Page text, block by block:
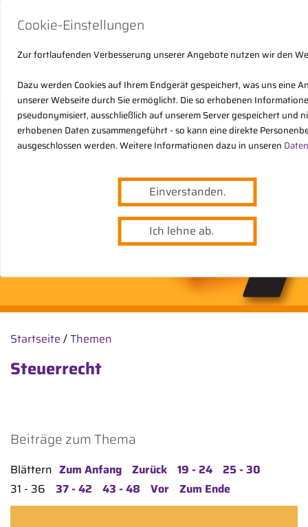
Cookie-Einstellungen
Zur fortlaufenden Verbesserung unserer Angebote nutzen wir den
Dazu werden Cookies auf Ihrem Endgerät gespeichert, was uns eine
unserer Webseite durch Sie ermöglicht. Die so erhobenen
pseudonymisiert, ausschließlich auf unserem Server gespeichert und
erhobenen Daten zusammengeführt - so kann eine direkte
ausgeschlossen werden. Weitere Informationen dazu in unseren
Einverstanden.
Ich lehne ab.
Startseite /Themen
Steuerrecht
Beiträge zum Thema
Blättern Zum Anfang Zurück 19 - 24 25 - 30
31 - 36
37 - 42 43 - 48 Vor Zum Ende